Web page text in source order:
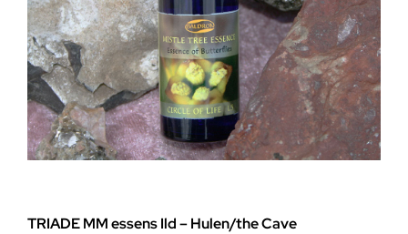
TRIADE MM essens Ild – Hulen/the Cave